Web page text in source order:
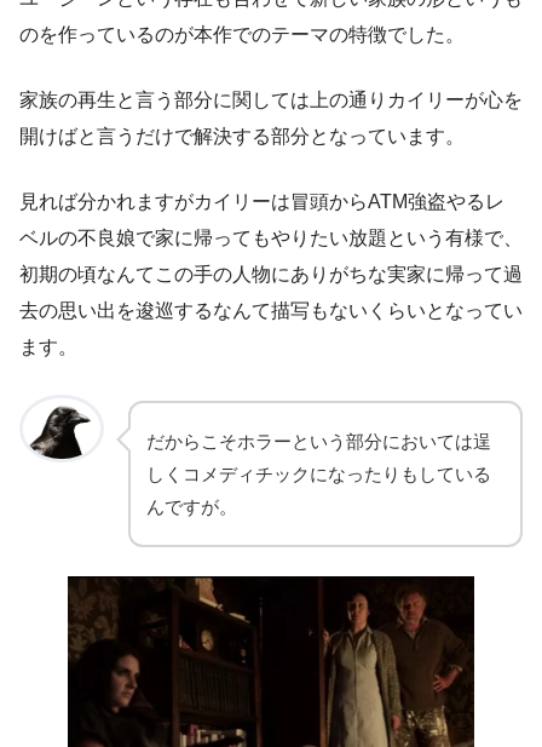
のを作っているのが本作でのテーマの特徴でした。
家族の再生と言う部分に関しては上の通りカイリーが心を
開けばと言うだけで解決する部分となっています。
見れば分かれますがカイリーは冒頭からATM強盗やるレ
ベルの不良娘で家に帰ってもやりたい放題という有様で、
初期の頃なんてこの手の人物にありがちな実家に帰って過
去の思い出を逡巡するなんて描写もないくらいとなってい
ます。
だからこそホラーという部分においては逞
しくコメディチックになったりもしている
んですが。